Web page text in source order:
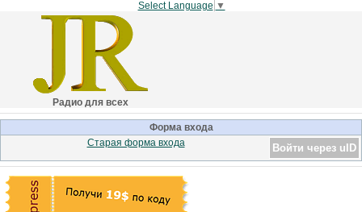
Select Language ▼
Радио для всех
Форма входа
Войти через uID
Старая форма входа